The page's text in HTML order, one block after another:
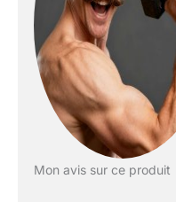
Mon avis sur ce produit